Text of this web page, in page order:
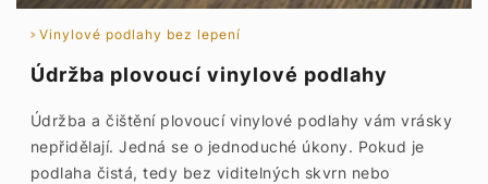
Vinylové podlahy bez lepení
Údržba plovoucí vinylové podlahy
Údržba a čištění plovoucí vinylové podlahy vám vrásky
nepřidělají. Jedná se o jednoduché úkony. Pokud je
podlaha čistá, tedy bez viditelných skvrn nebo